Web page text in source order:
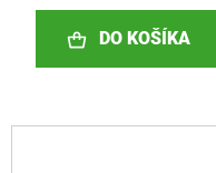
DO KOŠÍKA